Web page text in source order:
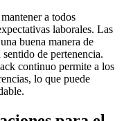
a todos
laborales. Las
buena manera de
de pertenencia.
continuo permite a los
lo que puede